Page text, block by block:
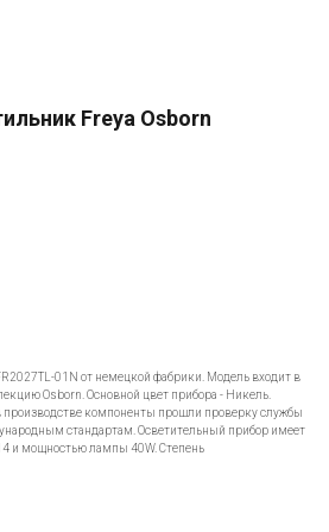
Freya Osborn
01N от немецкой фабрики. Модель входит в
Osborn. Основной цвет прибора - Никель.
компоненты прошли проверку службы
стандартам. Осветительный прибор имеет
и мощностью лампы 40W. Степень